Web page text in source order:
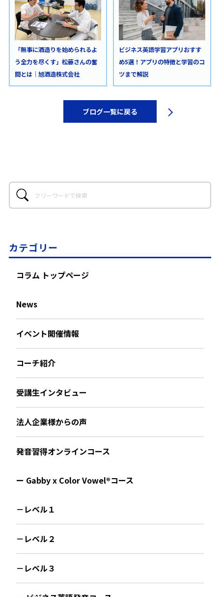
「無事に酒造りを始められるよ
う全力を尽くす」松藤さんの奮
闘とは｜旭酒造株式会社
ビジネス英語学習アプリおすす
め5選！アプリの特徴と学習のコ
ツまで解説
ブログ一覧に戻る
カテゴリー
コラム トップページ
News
イベント開催情報
コーチ紹介
受講生インタビュー
法人企業様からの声
発音習得オンラインコース
ー Gabby x Color Vowel®︎コース
－レベル１
－レベル２
－レベル３